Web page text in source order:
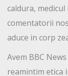
caldura,
comentatorii
aduce in corp
Avem BBC
reamintim etica